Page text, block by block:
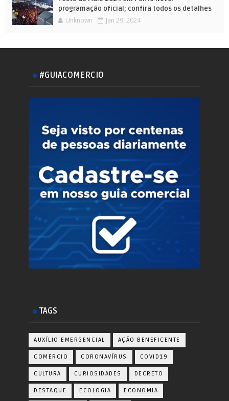
programação oficial; confira todos os detalhes
Unknown Jan 29, 2024
#GUIACOMERCIO
TAGS
AUXÍLIO EMERGENCIAL AÇÃO BENEFICENTE
COMERCIO CORONAVÍRUS COVID19
CULTURA CURIOSIDADES DECRETO
DESTAQUE ECOLOGIA ECONOMIA